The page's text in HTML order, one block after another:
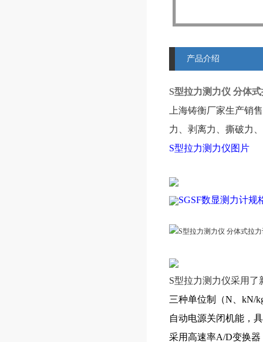
产品介绍
S型拉力测力仪 分体
上海铸衡厂家生产销
力、剥离力、撕破力
S型拉力测力仪图片
SGSF数显测力计规
S型拉力测力仪采用了
三种单位制（N、kN/
自动电源关闭机能，
采用高速率A/D变换器